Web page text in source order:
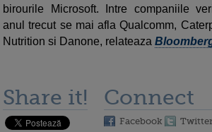
birourile Microsoft. Intre companiile
anul trecut se mai afla Qualcomm,
Nutrition si Danone, relateaza
Share it! Connect
Facebook Twitter